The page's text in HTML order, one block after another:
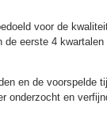
voor de
eerste 4
en de voorspelde
onderzocht en